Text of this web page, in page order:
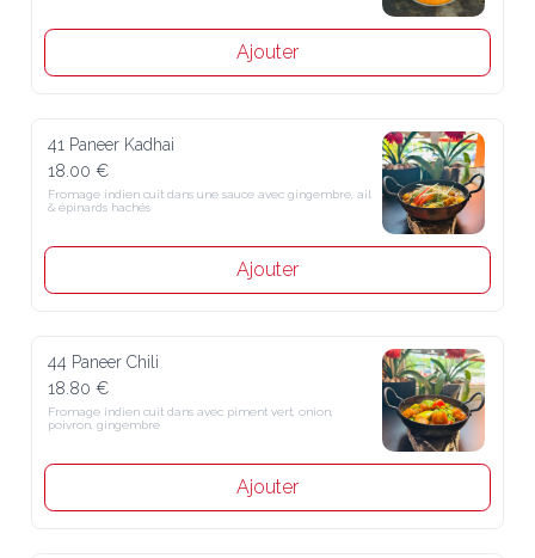
Ajouter
41 Paneer Kadhai
18.00 €
Fromage indien cuit dans une sauce avec gingembre, ail & épinards
hachés
Ajouter
44 Paneer Chili
18.80 €
Fromage indien cuit dans avec piment vert, onion, poivron,
gingembre
Ajouter